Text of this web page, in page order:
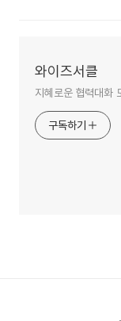
와이즈서클
지혜로운 협력대화
구독하기